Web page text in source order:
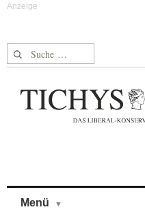
Suche nach:
Menü